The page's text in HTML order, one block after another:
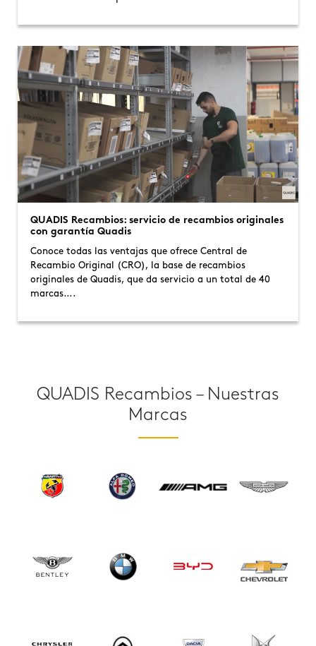
QUADIS Recambios: servicio de recambios originales
con garantía Quadis
Conoce todas las ventajas que ofrece Central de
Recambio Original (CRO), la base de recambios
originales de Quadis, que da servicio a un total de 40
marcas….
QUADIS Recambios – Nuestras
Marcas